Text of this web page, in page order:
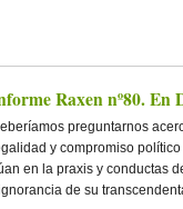
Raxen nº80. En
preguntarnos
y compromiso
en la praxis y conductas
de su